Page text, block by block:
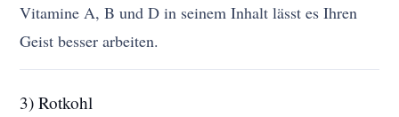
Vitamine A, B und D in seinem Inhalt lässt es Ihren
Geist besser arbeiten.
3) Rotkohl